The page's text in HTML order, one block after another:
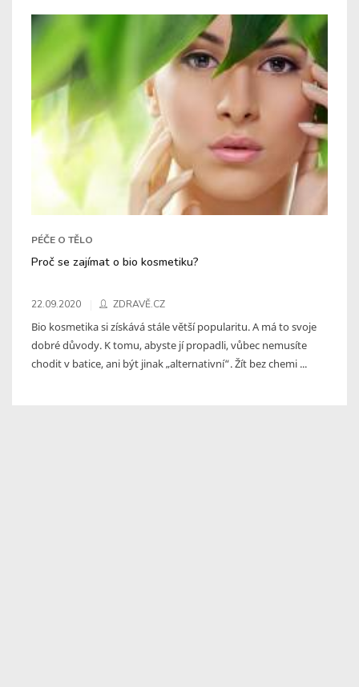
PÉČE O TĚLO
Proč se zajímat o bio kosmetiku?
22.09.2020 ZDRAVĚ.CZ
Bio kosmetika si získává stále větší popularitu. A má to svoje
dobré důvody. K tomu, abyste jí propadli, vůbec nemusíte
chodit v batice, ani být jinak „alternativní“. Žít bez chemi ...